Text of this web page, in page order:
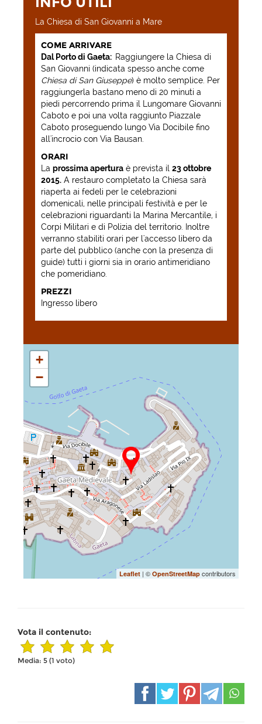
La Chiesa di San Giovanni a Mare
COME ARRIVARE
Dal Porto di Gaeta: Raggiungere la Chiesa di
San Giovanni (indicata spesso anche come
Chiesa di San Giuseppe) è molto semplice. Per
raggiungerla bastano meno di 20 minuti a
piedi percorrendo prima il Lungomare Giovanni
Caboto e poi una volta raggiunto Piazzale
Caboto proseguendo lungo Via Docibile fino
all'incrocio con Via Bausan.
ORARI
La prossima apertura è prevista il 23 ottobre
2015. A restauro completato la Chiesa sarà
riaperta ai fedeli per le celebrazioni
domenicali, nelle principali festività e per le
celebrazioni riguardanti la Marina Mercantile, i
Corpi Militari e di Polizia del territorio. Inoltre
verranno stabiliti orari per l'accesso libero da
parte del pubblico (anche con la presenza di
guide) tutti i giorni sia in orario antimeridiano
che pomeridiano.
PREZZI
Ingresso libero
+
−
Leaflet | © OpenStreetMap contributors
Vota il contenuto:
Media: 5 (1 voto)